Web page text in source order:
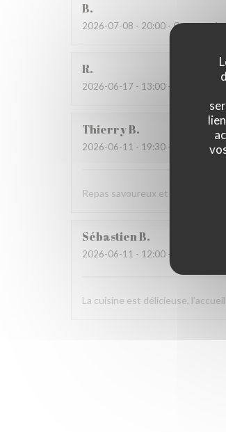
B
2026-07-08 - 20:00 - Couverts 4
R
2026-06-17 - 13:00 - Couverts 3
ThierryB
2026-06-11 - 19:30 - Couverts 2
Repas savoureux et original .
SébastienB
2026-06-11 - 12:00 - Couverts 2
La cuisine est délicieuse,